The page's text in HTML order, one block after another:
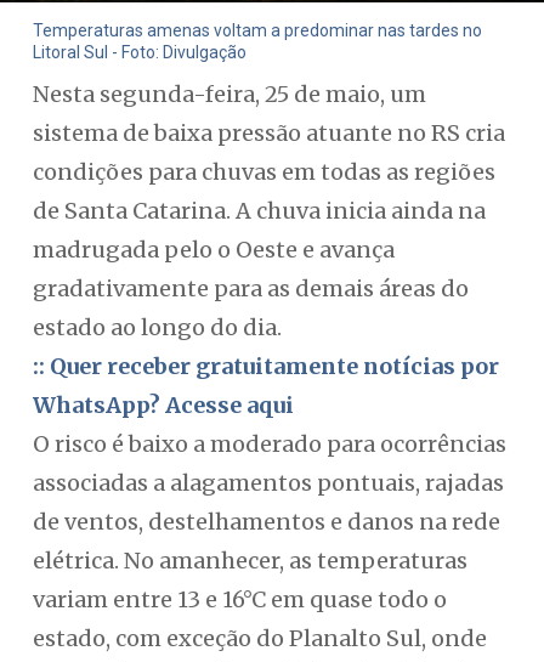
Temperaturas amenas voltam a predominar nas tardes no
Litoral Sul - Foto: Divulgação
Nesta segunda-feira, 25 de maio, um
sistema de baixa pressão atuante no RS cria
condições para chuvas em todas as regiões
de Santa Catarina. A chuva inicia ainda na
madrugada pelo o Oeste e avança
gradativamente para as demais áreas do
estado ao longo do dia.
:: Quer receber gratuitamente notícias por
WhatsApp? Acesse aqui
O risco é baixo a moderado para ocorrências
associadas a alagamentos pontuais, rajadas
de ventos, destelhamentos e danos na rede
elétrica. No amanhecer, as temperaturas
variam entre 13 e 16°C em quase todo o
estado, com exceção do Planalto Sul, onde